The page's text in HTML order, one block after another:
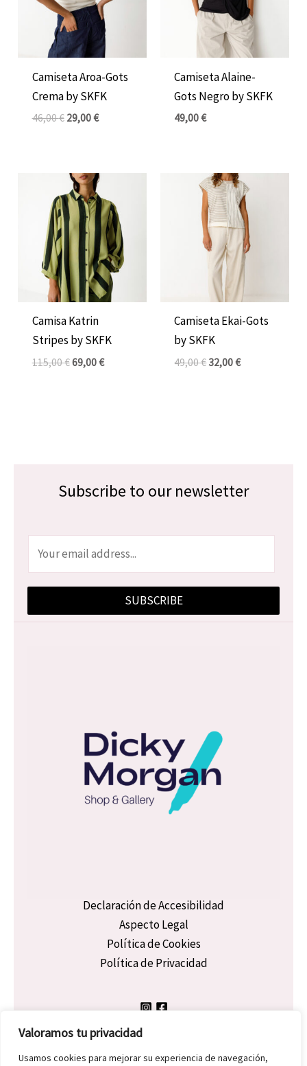
Valoramos tu privacidad
Usamos cookies para mejorar su experiencia de navegación,
Camiseta Aroa-Gots
Crema by SKFK
46,00€ 29,00€
Camiseta Alaine-
Gots Negro by SKFK
49,00€
Camisa Katrin
Stripes by SKFK
115,00€
El
precio
original
era:
115,00 €.
69,00€
actual
es:
69,00 €.
Camiseta Ekai-Gots
by SKFK
49,00€
El
precio
original
era:
49,00 €.
32,00€
El
precio
actual
es:
32,00 €.
Subscribe to our newsletter
l
SUBSCRIBE
Declaración de Accesibilidad
Aspecto Legal
Política de Cookies
Política de Privacidad